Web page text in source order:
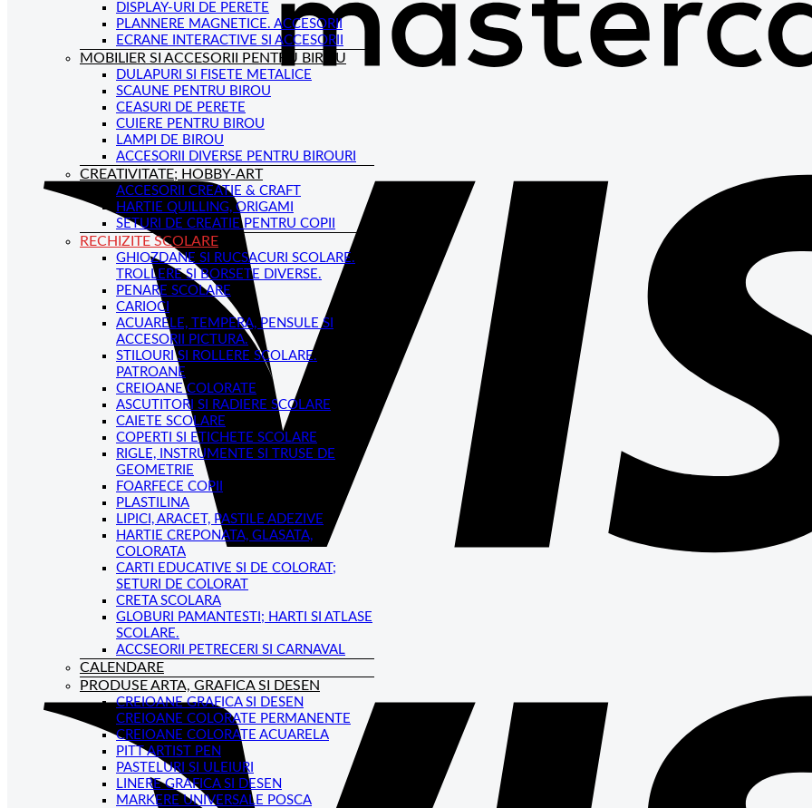
DISPLAY-URI DE PERETE
PLANNERE MAGNETICE. ACCESORII
ECRANE INTERACTIVE SI ACCESORII
MOBILIER SI ACCESORII PENTRU BIROU
DULAPURI SI FISETE METALICE
SCAUNE PENTRU BIROU
CEASURI DE PERETE
CUIERE PENTRU BIROU
LAMPI DE BIROU
ACCESORII DIVERSE PENTRU BIROURI
CREATIVITATE; HOBBY-ART
ACCESORII CREATIE & CRAFT
HARTIE QUILLING, ORIGAMI
SETURI DE CREATIE PENTRU COPII
RECHIZITE SCOLARE
GHIOZDANE SI RUCSACURI SCOLARE.
TROLLERE SI BORSETE DIVERSE.
PENARE SCOLARE
CARIOCI
ACUARELE, TEMPERA, PENSULE SI
ACCESORII PICTURA.
STILOURI SI ROLLERE SCOLARE.
PATROANE
CREIOANE COLORATE
ASCUTITORI SI RADIERE SCOLARE
CAIETE SCOLARE
COPERTI SI ETICHETE SCOLARE
RIGLE, INSTRUMENTE SI TRUSE DE
GEOMETRIE
FOARFECE COPII
PLASTILINA
LIPICI, ARACET, PASTILE ADEZIVE
HARTIE CREPONATA, GLASATA,
COLORATA
CARTI EDUCATIVE SI DE COLORAT;
SETURI DE COLORAT
CRETA SCOLARA
GLOBURI PAMANTESTI; HARTI SI ATLASE
SCOLARE.
ACCSEORII PETRECERI SI CARNAVAL
CALENDARE
PRODUSE ARTA, GRAFICA SI DESEN
CREIOANE GRAFICA SI DESEN
CREIOANE COLORATE PERMANENTE
CREIOANE COLORATE ACUARELA
PITT ARTIST PEN
PASTELURI SI ULEIURI
LINERE GRAFICA SI DESEN
MARKERE UNIVERSALE POSCA